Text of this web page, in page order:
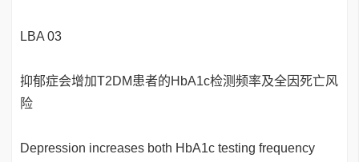
LBA 03
抑郁症会增加T2DM患者的HbA1c检测频率及全因死亡风
险
Depression increases both HbA1c testing frequency